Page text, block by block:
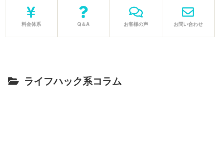
料金体系 Q＆A お客様の声 お問い合わせ
ライフハック系コラム